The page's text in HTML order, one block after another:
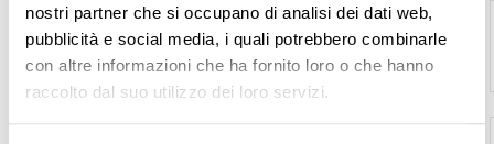
nostri partner che si occupano di analisi dei dati web,
pubblicità e social media, i quali potrebbero combinarle
con altre informazioni che ha fornito loro o che hanno
raccolto dal suo utilizzo dei loro servizi.
1 Point HD (10 pcs) - Ingot
€35.00